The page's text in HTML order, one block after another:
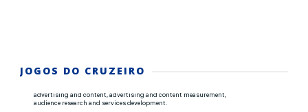
JOGOS DO CRUZEIRO